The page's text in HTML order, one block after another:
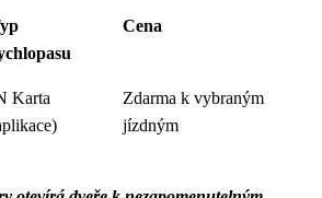
Cena
Karta
Zdarma k vybraným
jízdným